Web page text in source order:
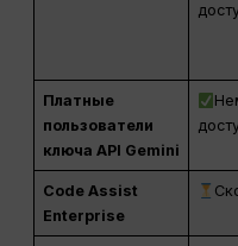
Платные
пользователи
ключа API Gemini
Code Assist
Enterprise